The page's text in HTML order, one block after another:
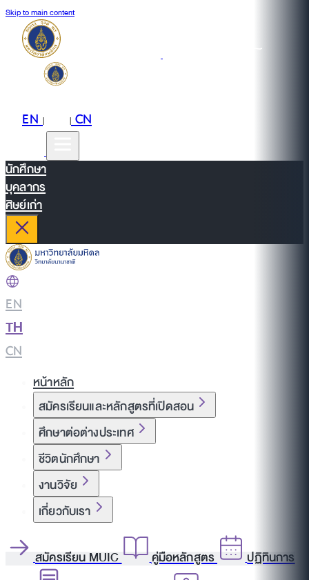
Skip to main content
EN| |CN
นักศึกษา
บุคลากร
ศิษย์เก่า
EN
TH
CN
หน้าหลัก
สมัครเรียนและหลักสูตรที่เปิดสอน
ศึกษาต่อต่างประเทศ
ชีวิตนักศึกษา
งานวิจัย
เกี่ยวกับเรา
สมัครเรียน MUIC คู่มือหลักสูตร
ปฏิทินการ